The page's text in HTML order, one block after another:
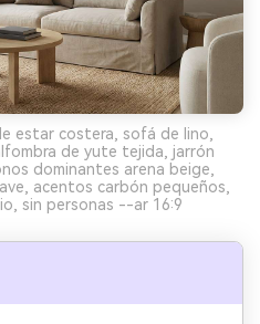
estar costera, sofá de lino,
de yute tejida, jarrón
dominantes arena beige,
acentos carbón pequeños,
sin personas --ar 16:9